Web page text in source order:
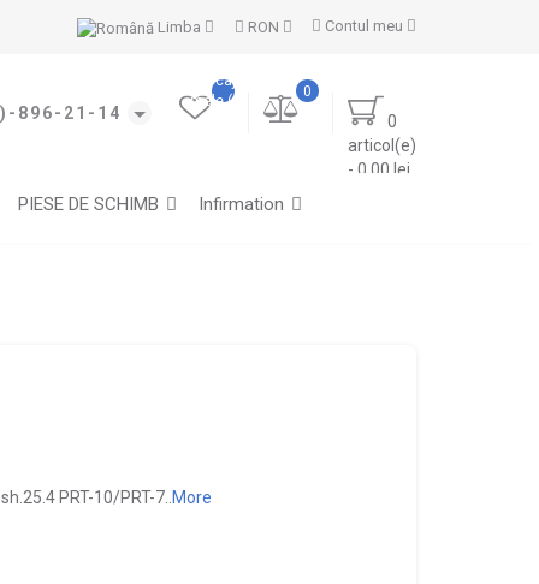
Contul meu
RON
Limba
896-21-14
0
articol(e)
- 0.00 lei
0
Marcajele
mele (0)
PIESE DE SCHIMB Infirmation
PRT-10/PRT-7.. More